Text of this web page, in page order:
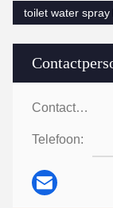
Contactpersonen:
Telefoon:
toilet water spray